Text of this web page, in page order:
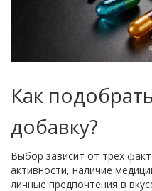
Как
добавку?
Выбор зависит от трёх
активности, наличие
личные предпочтения в